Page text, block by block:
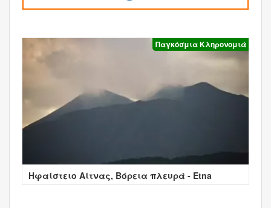
Παγκόσμια Κληρονομιά
Ηφαίστειο Αίτνας, Βόρεια πλευρά - Etna